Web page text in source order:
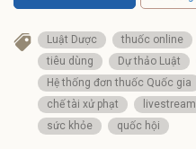
Luật Dược thuốc online
tiêu dùng
Dự thảo Luật
Hệ thống đơn thuốc Quốc gia
chế tài xử phạt
livestream
sức khỏe
quốc hội